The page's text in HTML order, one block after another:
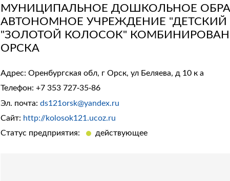
МУНИЦИПАЛЬНОЕ ДОШКОЛЬНОЕ
АВТОНОМНОЕ УЧРЕЖДЕНИЕ "ДЕТСКИЙ
"ЗОЛОТОЙ КОЛОСОК"
ОРСКА
Адрес: Оренбургская обл, г Орск, ул Беляева, д 10 к а
Телефон: +7 353 727-35-86
Эл. почта: ds121orsk@yandex.ru
Сайт: http://kolosok121.ucoz.ru
Статус предприятия:
действующее